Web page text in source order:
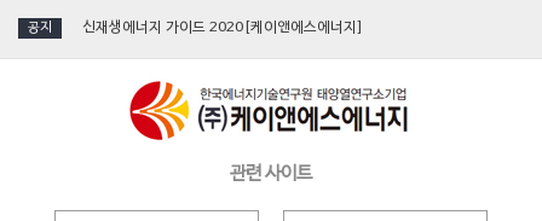
공지 신재생에너지 가이드 2020[케이앤에스에너지]
[영상_aving]케이앤에스에너지_2019 국제그린에너지엑스포
관련 사이트